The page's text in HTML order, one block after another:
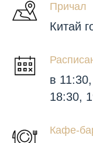
Причал
Китай
в
18:30,
Кафе-